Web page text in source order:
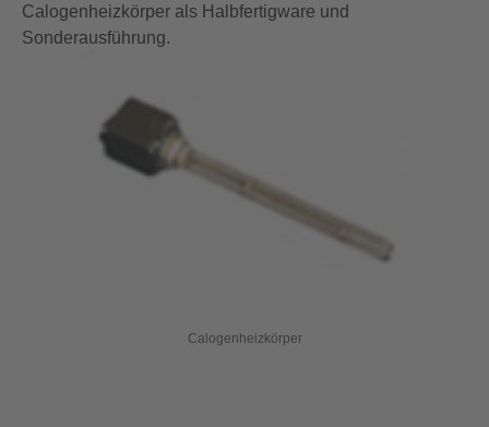
Calogenheizkörper
Calogenheizkörper als Halbfertigware und
Sonderausführung.